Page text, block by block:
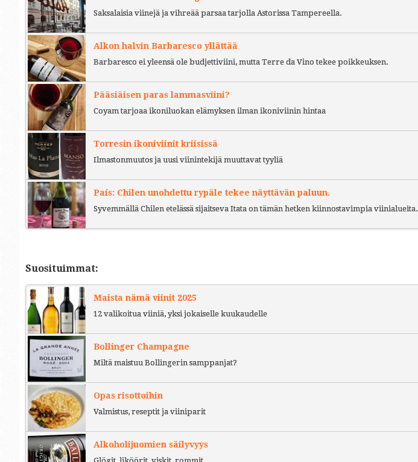
Saksalaisia viinejä ja vihreää parsaa tarjolla Astorissa Tampereella.
Alkon halvin Barbaresco yllättää
Barbaresco ei yleensä ole budjettiviini, mutta Terre da Vino tekee poikkeuksen.
Pääsiäisen paras lammasviini?
Coyam tarjoaa ikoniluokan elämyksen ilman ikoniviinin hintaa
Torresin ikoniviinit kriisissä
Ilmastonmuutos ja uusi viinintekijä muuttavat tyyliä
País: Chilen unohdettu rypäle tekee näyttävän paluun.
Syvemmällä Chilen etelässä sijaitseva Itata on tämän hetken kiinnostavimpia viinialueita.
Suosituimmat:
Maista nämä viinit 2025
12 valikoitua viiniä, yksi jokaiselle kuukaudelle
Bollinger Champagne
Miltä maistuu Bollingerin samppanjat?
Opas risottoihin
Valmistus, reseptit ja viiniparit
Alkoholijuomien säilyvyys